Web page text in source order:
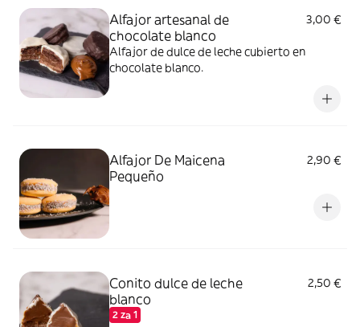
Alfajor artesanal de
chocolate blanco
3,00 €
Alfajor de dulce de leche cubierto en
chocolate blanco.
Alfajor De Maicena
Pequeño
2,90 €
Conito dulce de leche
blanco
2 za 1
2,50 €